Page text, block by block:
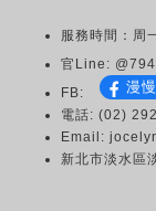
服務時間：周
官Line:
FB: 漫
電話: (02)
Email:
新北市淡水區